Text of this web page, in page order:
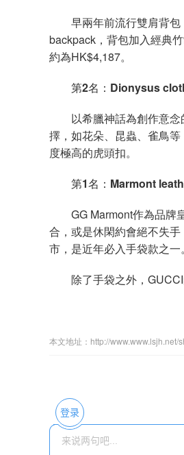
早兩年前流行雙肩背包
backpack，背包加入經典
約為HK$4,187。
第2名： Dionysus
以希臘神話為創作意念
擇，如花朵、昆蟲、雀鳥
度極高的虎頭扣。
第1名： Marmont
GG Marmont作為品牌皇
合，或是休閑約會絕不失
市，是近年必入手袋款之一。
除了手袋之外，GUCCI
本文地址：http://www.www.lsjh.net/
登录